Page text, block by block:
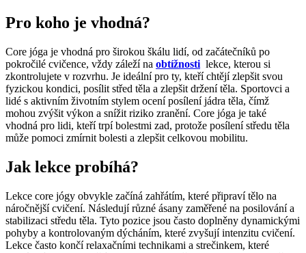
Pro koho je vhodná?
Core jóga je vhodná pro širokou škálu lidí, od začátečníků po
pokročilé cvičence, vždy záleží na obtížnosti lekce, kterou si
zkontrolujete v rozvrhu. Je ideální pro ty, kteří chtějí zlepšit svou
fyzickou kondici, posílit střed těla a zlepšit držení těla. Sportovci a
lidé s aktivním životním stylem ocení posílení jádra těla, čímž
mohou zvýšit výkon a snížit riziko zranění. Core jóga je také
vhodná pro lidi, kteří trpí bolestmi zad, protože posílení středu těla
může pomoci zmírnit bolesti a zlepšit celkovou mobilitu.
Jak lekce probíhá?
Lekce core jógy obvykle začíná zahřátím, které připraví tělo na
náročnější cvičení. Následují různé ásany zaměřené na posilování a
stabilizaci středu těla. Tyto pozice jsou často doplněny dynamickými
pohyby a kontrolovaným dýcháním, které zvyšují intenzitu cvičení.
Lekce často končí relaxačními technikami a strečinkem, které